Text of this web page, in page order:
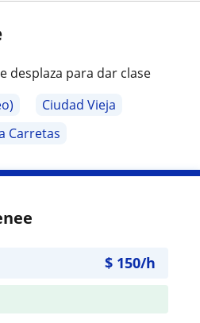
desplaza para dar clase
Ciudad Vieja
Carretas
$ 150/h